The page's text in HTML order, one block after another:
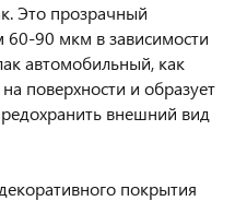
Это прозрачный
90 мкм в зависимости
автомобильный, как
поверхности и образует
внешний вид
покрытия